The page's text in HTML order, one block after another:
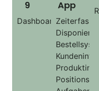
9
Dashboard
App
Disponierung
Kundeninfo
Produktinfo